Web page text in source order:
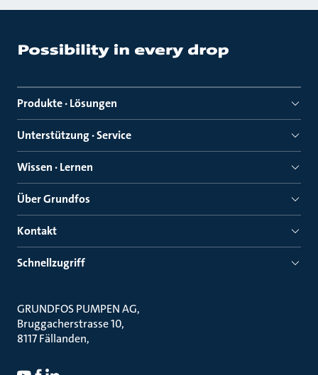
Produkte · Lösungen
Unterstützung · Service
Wissen · Lernen
Über Grundfos
Kontakt
Schnellzugriff
GRUNDFOS PUMPEN AG
Bruggacherstrasse 10
8117 Fällanden